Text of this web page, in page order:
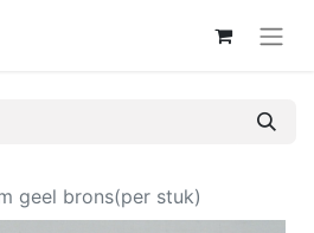
geel brons(per stuk)